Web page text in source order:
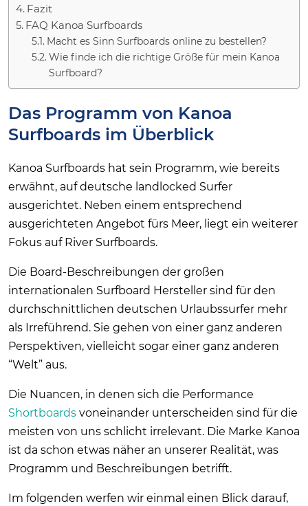
Fazit
FAQ Kanoa Surfboards
Macht es Sinn Surfboards online zu bestellen?
Wie finde ich die richtige Größe für mein Kanoa
Surfboard?
Das Programm von Kanoa
Surfboards im Überblick
Kanoa Surfboards hat sein Programm, wie bereits
erwähnt, auf deutsche landlocked Surfer
ausgerichtet. Neben einem entsprechend
ausgerichteten Angebot fürs Meer, liegt ein weiterer
Fokus auf River Surfboards.
Die Board-Beschreibungen der großen
internationalen Surfboard Hersteller sind für den
durchschnittlichen deutschen Urlaubssurfer mehr
als Irreführend. Sie gehen von einer ganz anderen
Perspektiven, vielleicht sogar einer ganz anderen
“Welt” aus.
Die Nuancen, in denen sich die Performance
Shortboards voneinander unterscheiden sind für die
meisten von uns schlicht irrelevant. Die Marke Kanoa
ist da schon etwas näher an unserer Realität, was
Programm und Beschreibungen betrifft.
Im folgenden werfen wir einmal einen Blick darauf,